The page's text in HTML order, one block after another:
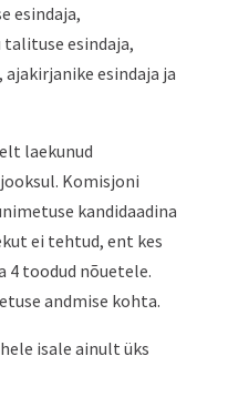
esindaja,
esindaja,
ajakirjanike esindaja ja
laekunud
Komisjoni
kandidaadina
ei tehtud, ent kes
4 toodud nõuetele.
andmise kohta.
isale ainult üks